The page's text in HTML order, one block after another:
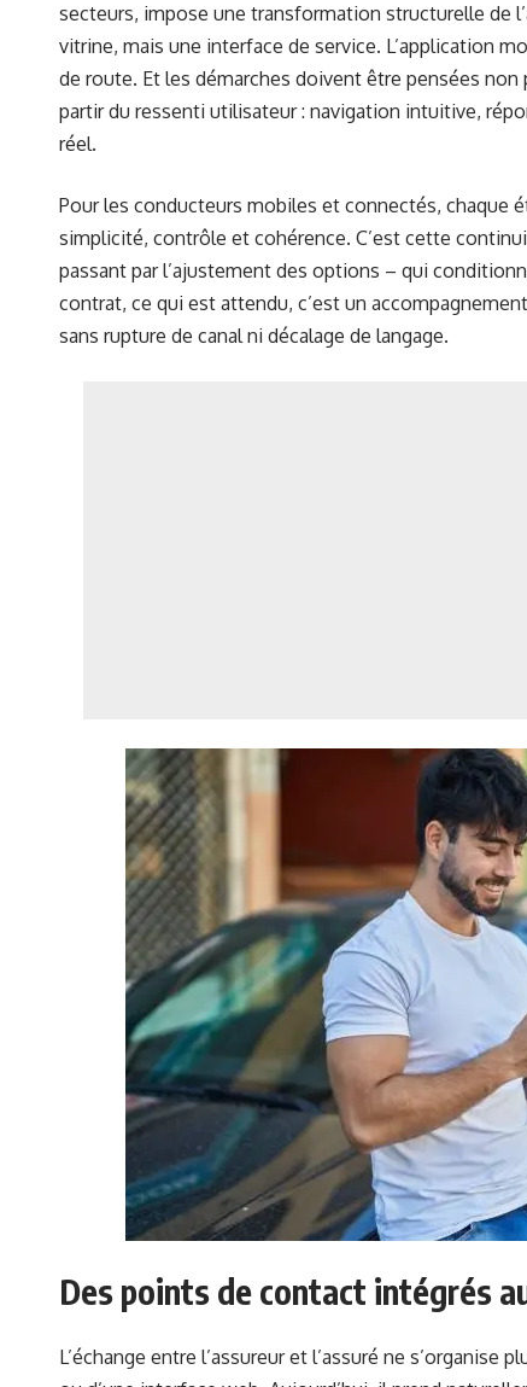
secteurs, impose une transformation structurelle de
vitrine, mais une interface de service. L’application
de route. Et les démarches doivent être pensées
partir du ressenti utilisateur : navigation intuitive,
réel.
Pour les conducteurs mobiles et connectés, chaque
simplicité, contrôle et cohérence. C’est cette
passant par l’ajustement des options – qui
contrat, ce qui est attendu, c’est un
sans rupture de canal ni décalage de langage.
Des points de contact intégrés
L’échange entre l’assureur et l’assuré ne s’organise